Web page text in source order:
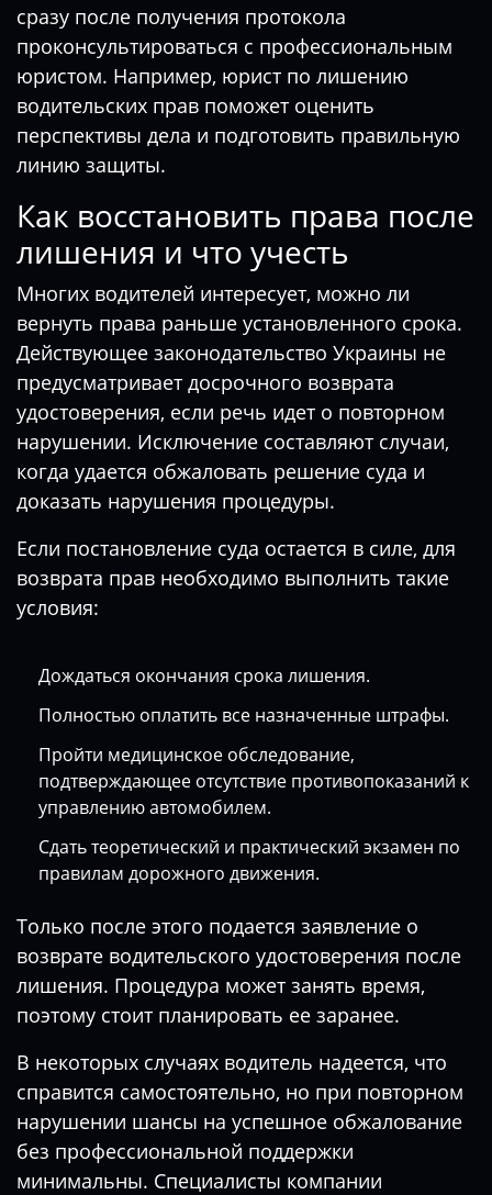
сразу после получения протокола
проконсультироваться с профессиональным
юристом. Например, юрист по лишению
водительских прав поможет оценить
перспективы дела и подготовить правильную
линию защиты.
Как восстановить права после
лишения и что учесть
Многих водителей интересует, можно ли
вернуть права раньше установленного срока.
Действующее законодательство Украины не
предусматривает досрочного возврата
удостоверения, если речь идет о повторном
нарушении. Исключение составляют случаи,
когда удается обжаловать решение суда и
доказать нарушения процедуры.
Если постановление суда остается в силе, для
возврата прав необходимо выполнить такие
условия:
Дождаться окончания срока лишения.
Полностью оплатить все назначенные штрафы.
Пройти медицинское обследование,
подтверждающее отсутствие противопоказаний к
управлению автомобилем.
Сдать теоретический и практический экзамен по
правилам дорожного движения.
Только после этого подается заявление о
возврате водительского удостоверения после
лишения. Процедура может занять время,
поэтому стоит планировать ее заранее.
В некоторых случаях водитель надеется, что
справится самостоятельно, но при повторном
нарушении шансы на успешное обжалование
без профессиональной поддержки
минимальны. Специалисты компании